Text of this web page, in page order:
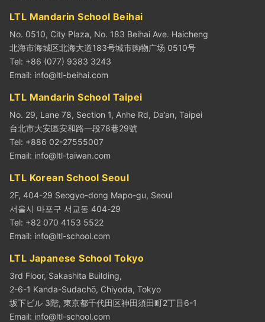
LTL Mandarin School Beihai
No. 0510, City Plaza, No. 183 Beihai Ave. Haicheng
北海市海城区北海大道183号城市购物广场 0510号
Tel: +86 (077) 9383 3243
Email: info@ltl-beihai.com
LTL Mandarin School Taipei
No. 29, Lane 78, Section 1, Anhe Rd, Da’an, Taipei
台北市大安區安和路一段78巷29號
Tel: +886 02-27555007
Email: info@ltl-taiwan.com
LTL Korean School Seoul
2F, 404-29 Seogyo-dong Mapo-gu, Seoul
서울시 마포구 서교동 404-29
Tel: +82 070 4153 5522
Email: info@ltl-school.com
LTL Japanese School Tokyo
3rd Floor, Sakashita Building,
2-6-1 Kanda-Sudachō, Chiyoda, Tokyo
坂下ビル 3階, 東京都千代田区神田須田町2丁目6-1
Email: info@ltl-school.com